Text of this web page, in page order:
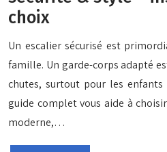
choix
Un escalier sécurisé est
famille. Un garde-corps adapté
chutes, surtout pour les enfants
guide complet vous aide à
moderne,…